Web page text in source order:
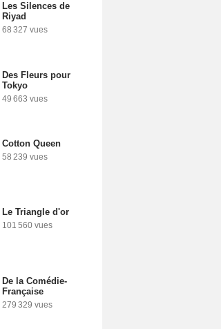
Les Silences de
Riyad
68 327 vues
Des Fleurs pour
Tokyo
49 663 vues
Cotton Queen
58 239 vues
Le Triangle d'or
101 560 vues
De la Comédie-
Française
279 329 vues